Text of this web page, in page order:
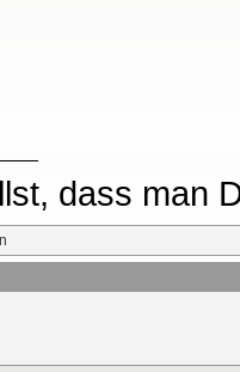
dass man